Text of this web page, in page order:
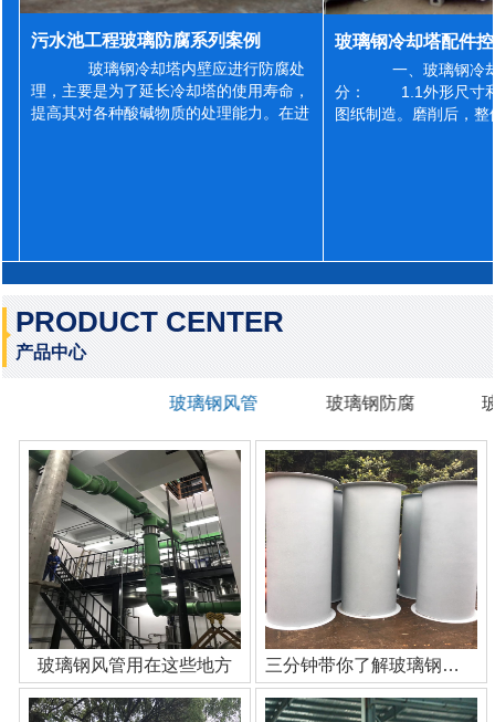
污水池工程玻璃防腐系列案例
玻璃钢冷却塔内壁应进行防腐处
理，主要是为了延长冷却塔的使用寿命，
提高其对各种酸碱物质的处理能力。在进
一、玻璃钢冷
分： 1.1外形尺寸和
图纸制造。磨削后，
PRODUCT CENTER
产品中心
玻璃钢风管 玻璃钢防腐
玻璃钢风管用在这些地方 三分钟带你了解玻璃钢管道